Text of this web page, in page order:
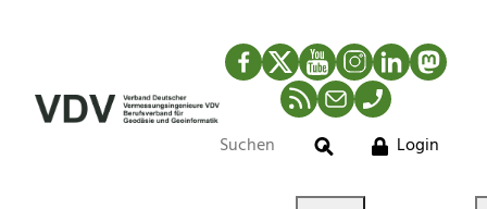
Facebook
TwitterYouTubeInstagram
LinkedIn
RSS-Newsfeed
MailTelefon
Suche
Login